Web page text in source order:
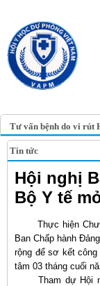
Tư vấn bệnh do vi rút
Tin tức
Hội nghị
Bộ Y tế
Thực hiện
Ban Chấp hành
rộng để sơ kết công
tâm 03 tháng cuối
Tham dự Hội